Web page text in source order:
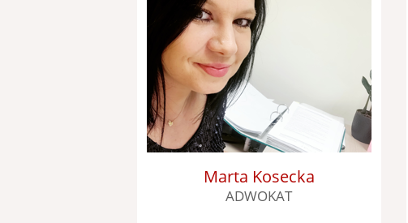
Marta Kosecka
ADWOKAT